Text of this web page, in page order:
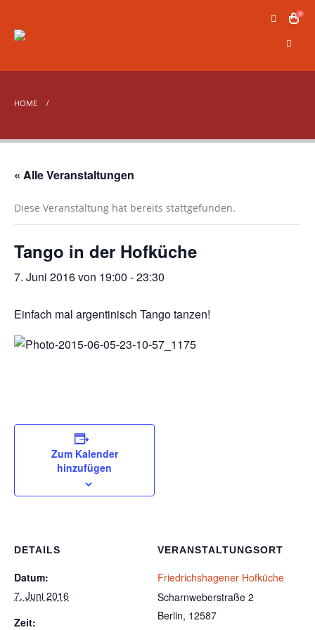
0
HOME
« Alle Veranstaltungen
Diese Veranstaltung hat bereits stattgefunden.
Tango in der Hofküche
7. Juni 2016 von 19:00 -23:30
Einfach mal argentinisch Tango tanzen!
Zum Kalender
hinzufügen
DETAILS
Datum:
7. Juni 2016
Zeit:
VERANSTALTUNGSORT
Friedrichshagener Hofküche
Scharnweberstraße 2
Berlin, 12587